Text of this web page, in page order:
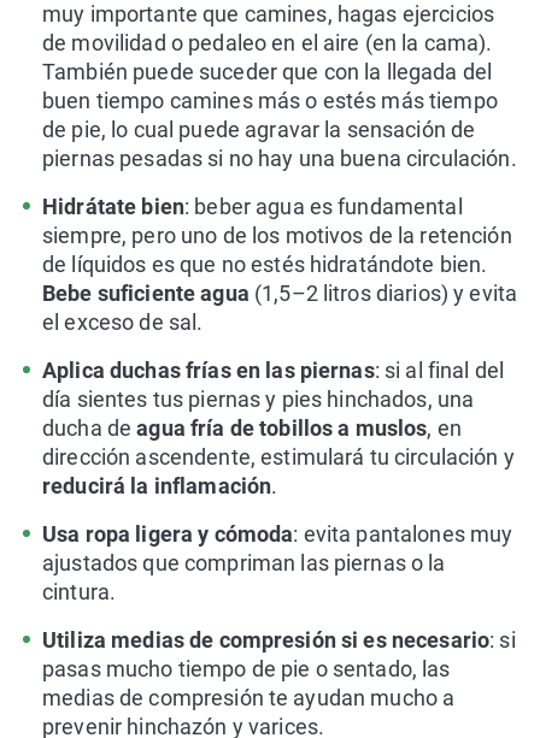
muy importante que camines, hagas ejercicios
de movilidad o pedaleo en el aire (en la cama).
También puede suceder que con la llegada del
buen tiempo camines más o estés más tiempo
de pie, lo cual puede agravar la sensación de
piernas pesadas si no hay una buena circulación.
Hidrátate bien: beber agua es fundamental
siempre, pero uno de los motivos de la retención
de líquidos es que no estés hidratándote bien.
Bebe suficiente agua (1,5–2 litros diarios) y evita
el exceso de sal.
Aplica duchas frías en las piernas: si al final del
día sientes tus piernas y pies hinchados, una
ducha deagua fría de tobillos a muslos, en
dirección ascendente, estimulará tu circulación y
reducirá la inflamación.
Usa ropa ligera y cómoda: evita pantalones muy
ajustados que compriman las piernas o la
cintura.
Utiliza medias de compresión si es necesario: si
pasas mucho tiempo de pie o sentado, las
medias de compresión te ayudan mucho a
prevenir hinchazón y varices.